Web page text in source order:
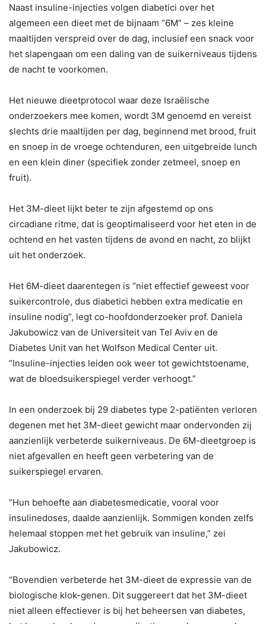
Naast insuline-injecties volgen diabetici over het
algemeen een dieet met de bijnaam “6M” – zes kleine
maaltijden verspreid over de dag, inclusief een snack voor
het slapengaan om een ​​daling van de suikerniveaus tijdens
de nacht te voorkomen.
Het nieuwe dieetprotocol waar deze Israëlische
onderzoekers mee komen, wordt 3M genoemd en vereist
slechts drie maaltijden per dag, beginnend met brood, fruit
en snoep in de vroege ochtenduren, een uitgebreide lunch
en een klein diner (specifiek zonder zetmeel, snoep en
fruit).
Het 3M-dieet lijkt beter te zijn afgestemd op ons
circadiane ritme, dat is geoptimaliseerd voor het eten in de
ochtend en het vasten tijdens de avond en nacht, zo blijkt
uit het onderzoek.
Het 6M-dieet daarentegen is “niet effectief geweest voor
suikercontrole, dus diabetici hebben extra medicatie en
insuline nodig”, legt co-hoofdonderzoeker prof. Daniela
Jakubowicz van de Universiteit van Tel Aviv en de
Diabetes Unit van het Wolfson Medical Center uit.
“Insuline-injecties leiden ook weer tot gewichtstoename,
wat de bloedsuikerspiegel verder verhoogt.”
In een onderzoek bij 29 diabetes type 2-patiënten verloren
degenen met het 3M-dieet gewicht maar ondervonden zij
aanzienlijk verbeterde suikerniveaus. De 6M-dieetgroep is
niet afgevallen en heeft geen verbetering van de
suikerspiegel ervaren.
“Hun behoefte aan diabetesmedicatie, vooral voor
insulinedoses, daalde aanzienlijk. Sommigen konden zelfs
helemaal stoppen met het gebruik van insuline,” zei
Jakubowicz.
“Bovendien verbeterde het 3M-dieet de expressie van de
biologische klok-genen. Dit suggereert dat het 3M-dieet
niet alleen effectiever is bij het beheersen van diabetes,